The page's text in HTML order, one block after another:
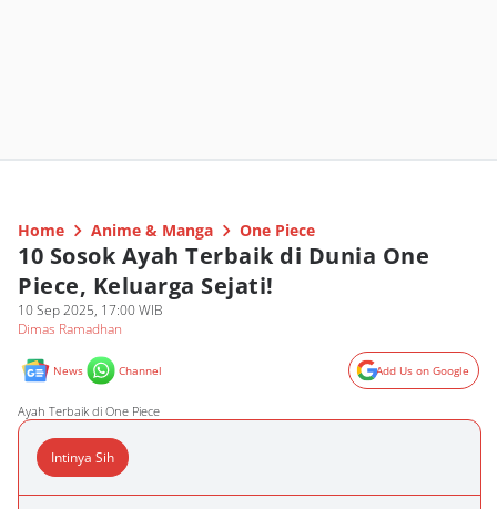
Home Anime & Manga One Piece
10 Sosok Ayah Terbaik di Dunia One
Piece, Keluarga Sejati!
10 Sep 2025, 17:00 WIB
Dimas Ramadhan
News Channel Add Us on Google
Ayah Terbaik di One Piece
Intinya Sih